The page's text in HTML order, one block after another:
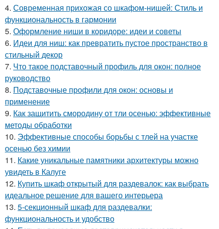
4. Современная прихожая со шкафом-нишей: Стиль и
функциональность в гармонии
5. Оформление ниши в коридоре: идеи и советы
6. Идеи для ниш: как превратить пустое пространство в
стильный декор
7. Что такое подставочный профиль для окон: полное
руководство
8. Подставочные профили для окон: основы и
применение
9. Как защитить смородину от тли осенью: эффективные
методы обработки
10. Эффективные способы борьбы с тлей на участке
осенью без химии
11. Какие уникальные памятники архитектуры можно
увидеть в Калуге
12. Купить шкаф открытый для раздевалок: как выбрать
идеальное решение для вашего интерьера
13. 5-секционный шкаф для раздевалки:
функциональность и удобство